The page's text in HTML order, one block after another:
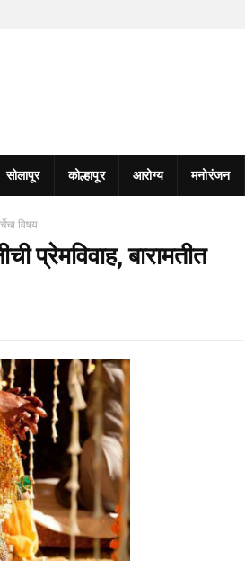
सोलापूर कोल्हापूर आरोग्य मनोरंजन
विषय
प्रेमविवाह, बारामतीत